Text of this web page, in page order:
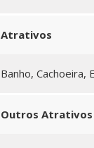
Atrativos
Banho,
Outros Atrativos